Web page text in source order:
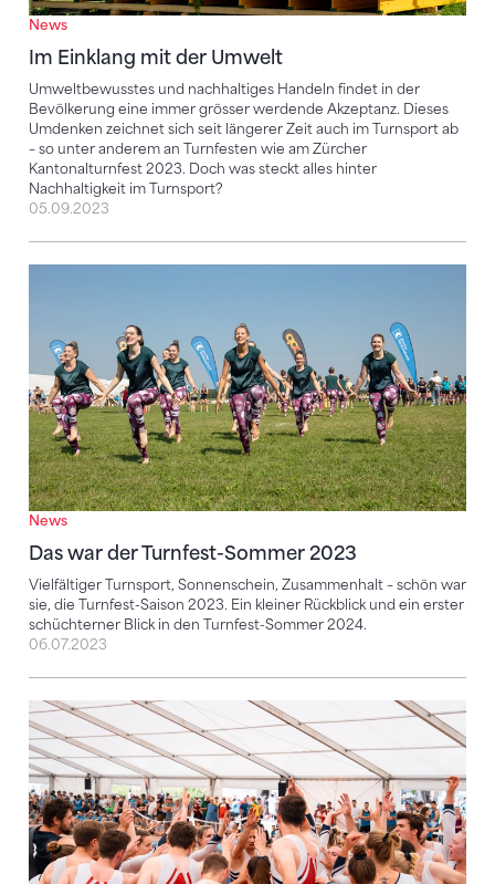
News
Im Einklang mit der Umwelt
Umweltbewusstes und nachhaltiges Handeln findet in der
Bevölkerung eine immer grösser werdende Akzeptanz. Dieses
Umdenken zeichnet sich seit längerer Zeit auch im Turnsport ab
– so unter anderem an Turnfesten wie am Zürcher
Kantonalturnfest 2023. Doch was steckt alles hinter
Nachhaltigkeit im Turnsport?
05.09.2023
News
Das war der Turnfest-Sommer 2023
Vielfältiger Turnsport, Sonnenschein, Zusammenhalt – schön war
sie, die Turnfest-Saison 2023. Ein kleiner Rückblick und ein erster
schüchterner Blick in den Turnfest-Sommer 2024.
06.07.2023
Leidenschaft und Teamgeist auf den Turnplätzen im